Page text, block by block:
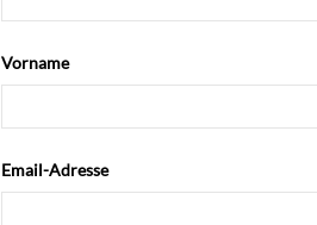
Vorname
Email-Adresse